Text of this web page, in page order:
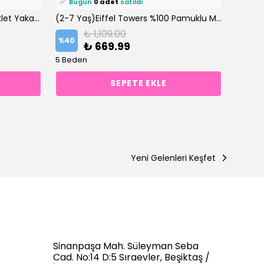
(2-8 Yaş) Mcquuen Baskılı Bisiklet Yaka %100 Pamuklu Şortlu Takım (2-7 Yaş)Eiffel Towers %100 Pamuklu Mavi Erkek Çocuk Altüst Takım
%40 ₺ 1,109.00
₺ 669.99
5 Beden
SEPETE EKLE
Yeni Gelenleri Keşfet
Sinanpaşa Mah. Süleyman Seba
Cad. No:14 D:5 Sıraevler, Beşiktaş /